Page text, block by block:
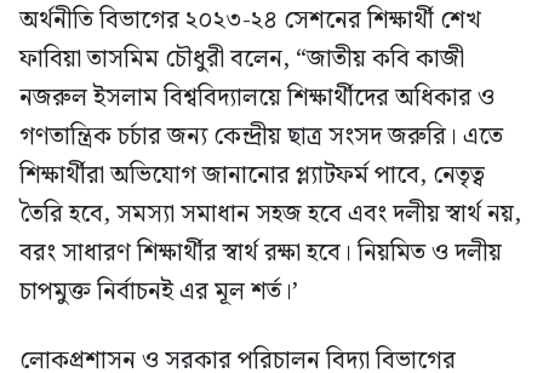
অর্থনীতি বিভাগের ২০২৩-২৪ সেশনের শিক্ষার্থী শেখ
ফাবিয়া তাসমিম চৌধুরী বলেন, “জাতীয় কবি কাজী
নজরুল ইসলাম বিশ্ববিদ্যালয়ে শিক্ষার্থীদের অধিকার ও
গণতান্ত্রিক চর্চার জন্য কেন্দ্রীয় ছাত্র সংসদ জরুরি। এতে
শিক্ষার্থীরা অভিযোগ জানানোর প্ল্যাটফর্ম পাবে, নেতৃত্ব
তৈরি হবে, সমস্যা সমাধান সহজ হবে এবং দলীয় স্বার্থ নয়,
বরং সাধারণ শিক্ষার্থীর স্বার্থ রক্ষা হবে। নিয়মিত ও দলীয়
চাপমুক্ত নির্বাচনই এর মূল শর্ত।’
লোকপ্রশাসন ও সরকার পরিচালন বিদ্যা বিভাগের